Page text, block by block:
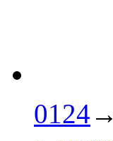
0124 →